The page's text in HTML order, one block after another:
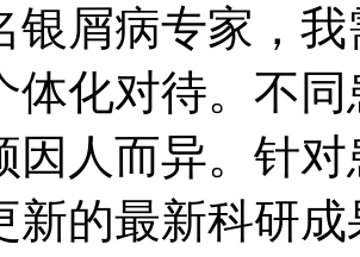
银屑病专家，
体化对待。不
因人而异。针
新的最新科研